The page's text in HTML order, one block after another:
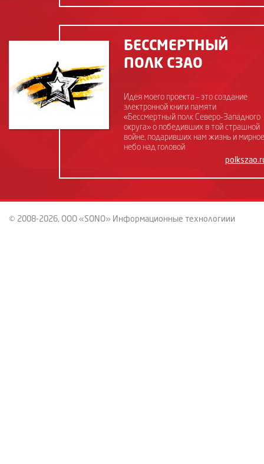
БЕССМЕРТНЫЙ
ПОЛК СЗАО
Идея моего проекта – это создание
электронной книги памяти
«Бессмертный полк Северо-Западного
округа» о победивших в той страшной
войне, подаривших нам жизнь и мирное
небо над головой
© 2008-2026, ООО «SONO» Информационные технологиии